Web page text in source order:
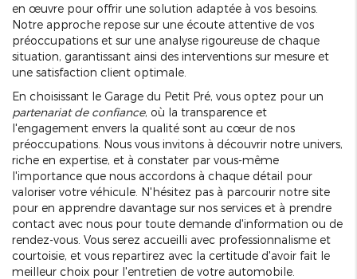
en œuvre pour offrir une solution adaptée à vos besoins.
Notre approche repose sur une écoute attentive de vos
préoccupations et sur une analyse rigoureuse de chaque
situation, garantissant ainsi des interventions sur mesure et
une satisfaction client optimale.
En choisissant le Garage du Petit Pré, vous optez pour un
partenariat de confiance, où la transparence et
l'engagement envers la qualité sont au cœur de nos
préoccupations. Nous vous invitons à découvrir notre univers,
riche en expertise, et à constater par vous-même
l'importance que nous accordons à chaque détail pour
valoriser votre véhicule. N'hésitez pas à parcourir notre site
pour en apprendre davantage sur nos services et à prendre
contact avec nous pour toute demande d'information ou de
rendez-vous. Vous serez accueilli avec professionnalisme et
courtoisie, et vous repartirez avec la certitude d'avoir fait le
meilleur choix pour l'entretien de votre automobile.